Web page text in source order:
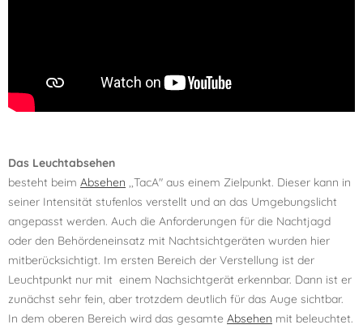
Das Leuchtabsehen
besteht beim Absehen ,,TacA" aus einem Zielpunkt. Dieser kann in
seiner Intensität stufenlos verstellt und an das Umgebungslicht
angepasst werden. Auch die Anforderungen für die Nachtjagd
oder den Behördeneinsatz mit Nachtsichtgeräten wurden hier
mitberücksichtigt. Im ersten Bereich der Verstellung ist der
Leuchtpunkt nur mit einem Nachsichtgerät erkennbar. Dann ist er
zunächst sehr fein, aber trotzdem deutlich für das Auge sichtbar.
In dem oberen Bereich wird das gesamte Absehen mit beleuchtet.